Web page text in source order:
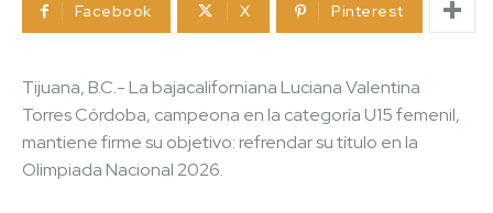
Facebook X Pinterest
Tijuana, B.C.- La bajacaliforniana Luciana Valentina
Torres Córdoba, campeona en la categoría U15 femenil,
mantiene firme su objetivo: refrendar su título en la
Olimpiada Nacional 2026.